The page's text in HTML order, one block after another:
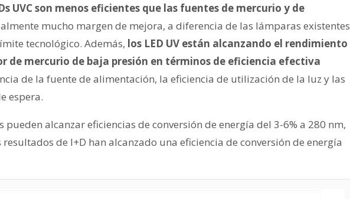
UVC son menos eficientes que las fuentes de mercurio y de
mucho margen de mejora, a diferencia de las lámparas existentes
tecnológico. Además, los LED UV están alcanzando el rendimiento
de mercurio de baja presión en términos de eficiencia efectiva
de la fuente de alimentación, la eficiencia de utilización de la luz y las
espera.
pueden alcanzar eficiencias de conversión de energía del 3-6% a 280 nm,
de I+D han alcanzado una eficiencia de conversión de energía